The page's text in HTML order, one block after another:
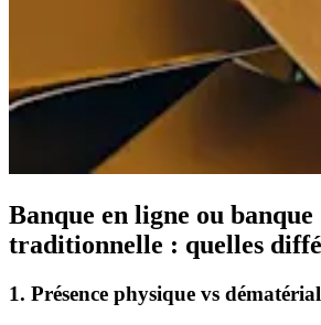
Banque en ligne ou banque
traditionnelle : quelles
1. Présence physique vs